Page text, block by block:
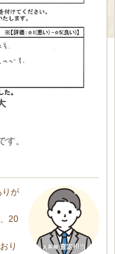
。
りが
20
り